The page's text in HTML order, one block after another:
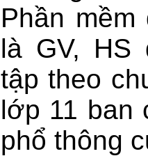
Phần
là GV, HS
tập theo
lớp 11 ban
phổ thông